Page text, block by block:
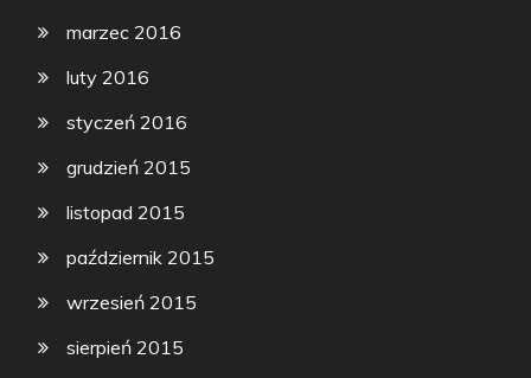
marzec 2016
luty 2016
styczeń 2016
grudzień 2015
listopad 2015
październik 2015
wrzesień 2015
sierpień 2015